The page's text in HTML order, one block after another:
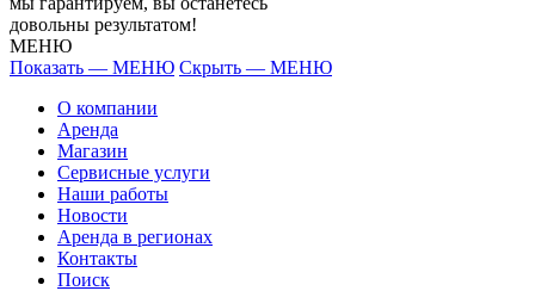
довольны результатом!
МЕНЮ
Показать — МЕНЮ Скрыть — МЕНЮ
О компании
Аренда
Магазин
Сервисные услуги
Наши работы
Новости
Аренда в регионах
Контакты
Поиск